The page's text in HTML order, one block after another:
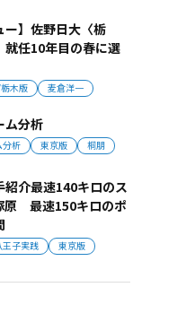
ー】佐野日大〈栃
任10年目の春に選
木版 麦倉洋一
ム分析
分析 東京版 桐朋
介最速140キロのス
原 最速150キロのポ
王子実践 東京版